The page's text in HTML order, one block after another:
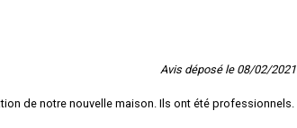
Avis déposé le 08/02/2021
de notre nouvelle maison. Ils ont été professionnels.